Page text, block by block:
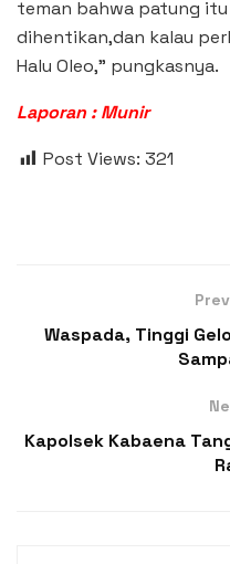
teman bahwa patung itu
dihentikan,dan kalau
Halu Oleo,” pungkasnya.
Laporan : Munir
Post Views: 321
Waspada, Tinggi
Kapolsek Kabaena